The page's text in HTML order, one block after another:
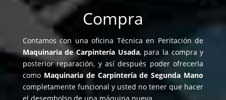
Compra
Contamos con una oficina Técnica en Peritación de
Maquinaria de Carpintería Usada, para la compra y
posterior reparación, y así después poder ofrecerla
como Maquinaria de Carpintería de Segunda Mano
completamente funcional y usted no tener que hacer